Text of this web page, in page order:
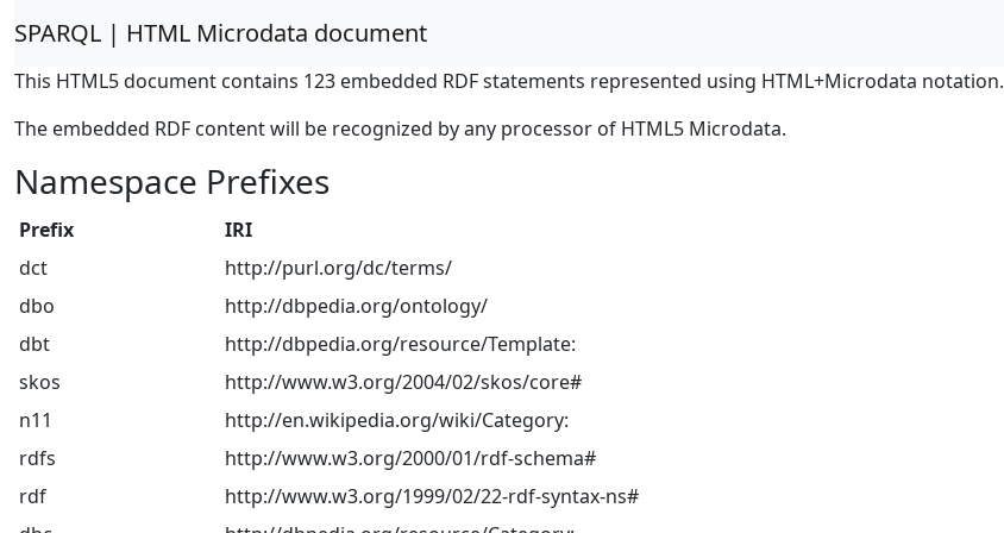
SPARQL | HTML Microdata document
This HTML5 document contains 123 embedded RDF statements represented using HTML+Microdata notation.
The embedded RDF content will be recognized by any processor of HTML5 Microdata.
Namespace Prefixes
Prefix
IRI
dct
http://purl.org/dc/terms/
dbo
http://dbpedia.org/ontology/
dbt
http://dbpedia.org/resource/Template:
skos
http://www.w3.org/2004/02/skos/core#
n11
http://en.wikipedia.org/wiki/Category:
rdfs
http://www.w3.org/2000/01/rdf-schema#
rdf
http://www.w3.org/1999/02/22-rdf-syntax-ns#